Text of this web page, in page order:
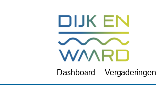
Dashboard Vergaderingen